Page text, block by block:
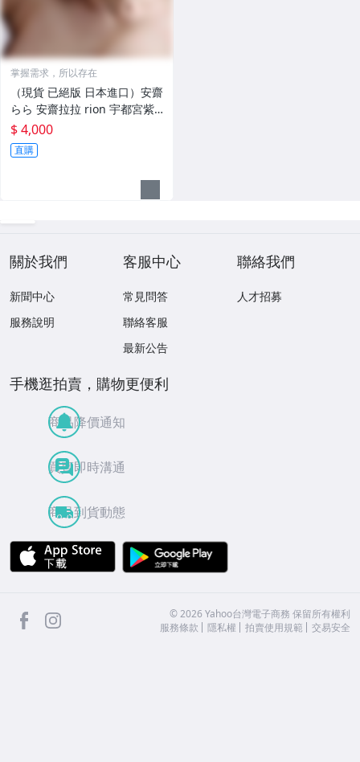
掌握需求，所以存在
（現貨 已絕版 日本進口）安齋
らら 安齋拉拉 rion 宇都宮紫
苑 限量 寫真集 （LaLaLaLove
shock）
$ 4,000
直購
關於我們
新聞中心
服務說明
客服中心
常見問答
聯絡客服
最新公告
聯絡我們
人才招募
手機逛拍賣，購物更便利
商品降價通知
買賣即時溝通
商品到貨動態
APP Store
facebook ©2026 Yahoo台灣電子商務 保留所有權利
服務條款
隱私權 拍賣使用規範 交易安全